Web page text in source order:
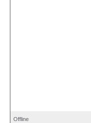
Offline